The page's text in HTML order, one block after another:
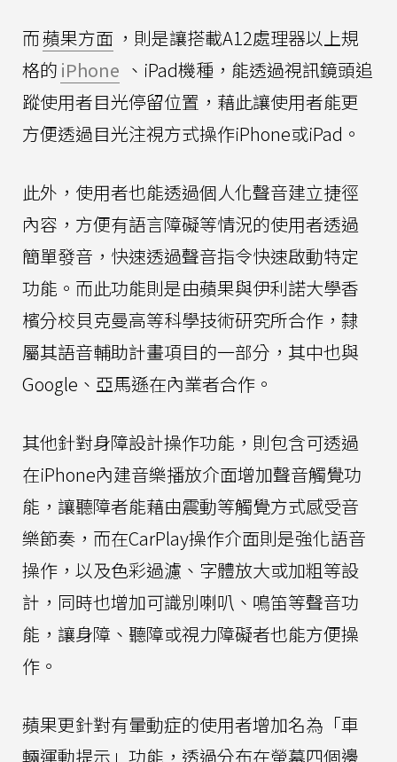
而蘋果方面 ，則是讓搭載A12處理器以上規
格的 iPhone 、iPad機種，能透過視訊鏡頭追
蹤使用者目光停留位置，藉此讓使用者能更
方便透過目光注視方式操作iPhone或iPad。
此外，使用者也能透過個人化聲音建立捷徑
內容，方便有語言障礙等情況的使用者透過
簡單發音，快速透過聲音指令快速啟動特定
功能。而此功能則是由蘋果與伊利諾大學香
檳分校貝克曼高等科學技術研究所合作，隸
屬其語音輔助計畫項目的一部分，其中也與
Google、亞馬遜在內業者合作。
其他針對身障設計操作功能，則包含可透過
在iPhone內建音樂播放介面增加聲音觸覺功
能，讓聽障者能藉由震動等觸覺方式感受音
樂節奏，而在CarPlay操作介面則是強化語音
操作，以及色彩過濾、字體放大或加粗等設
計，同時也增加可識別喇叭、鳴笛等聲音功
能，讓身障、聽障或視力障礙者也能方便操
作。
蘋果更針對有暈動症的使用者增加名為「車
輛運動提示」功能，透過分布在螢幕四個邊